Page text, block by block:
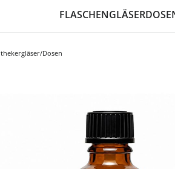
FLASCHENGLÄSER
Dosen